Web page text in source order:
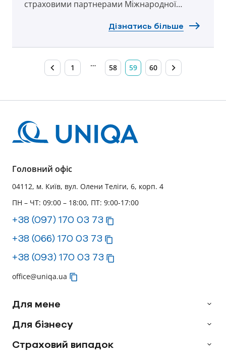
страховими партнерами Міжнародної
Імпорт Україна-ЄС 2016: готовність влади та
Києві. Перша міжнародна конференція
такого формату за підтримки UNIQA
відбулась у квітні цього року.
Дізнатись більше
1 … 58 59 60
Головний офіс
04112, м. Київ, вул. Олени Теліги, 6, корп. 4
ПН – ЧТ: 09:00 – 18:00, ПТ: 9:00-17:00
+38 (097) 170 03 73
+38 (066) 170 03 73
+38 (093) 170 03 73
office@uniqa.ua
Для мене
Для бізнесу
Страховий випадок